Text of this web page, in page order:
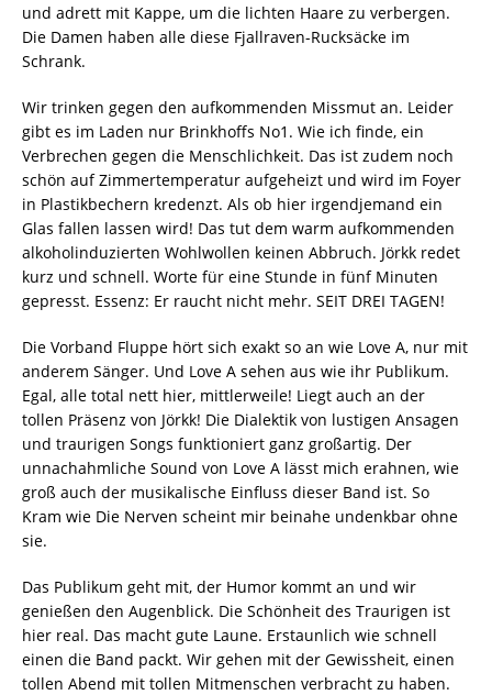
und adrett mit Kappe, um die lichten Haare zu verbergen.
Die Damen haben alle diese Fjallraven-Rucksäcke im
Schrank.
Wir trinken gegen den aufkommenden Missmut an. Leider
gibt es im Laden nur Brinkhoffs No1. Wie ich finde, ein
Verbrechen gegen die Menschlichkeit. Das ist zudem noch
schön auf Zimmertemperatur aufgeheizt und wird im Foyer
in Plastikbechern kredenzt. Als ob hier irgendjemand ein
Glas fallen lassen wird! Das tut dem warm aufkommenden
alkoholinduzierten Wohlwollen keinen Abbruch. Jörkk redet
kurz und schnell. Worte für eine Stunde in fünf Minuten
gepresst. Essenz: Er raucht nicht mehr. SEIT DREI TAGEN!
Die Vorband Fluppe hört sich exakt so an wie Love A, nur mit
anderem Sänger. Und Love A sehen aus wie ihr Publikum.
Egal, alle total nett hier, mittlerweile! Liegt auch an der
tollen Präsenz von Jörkk! Die Dialektik von lustigen Ansagen
und traurigen Songs funktioniert ganz großartig. Der
unnachahmliche Sound von Love A lässt mich erahnen, wie
groß auch der musikalische Einfluss dieser Band ist. So
Kram wie Die Nerven scheint mir beinahe undenkbar ohne
sie.
Das Publikum geht mit, der Humor kommt an und wir
genießen den Augenblick. Die Schönheit des Traurigen ist
hier real. Das macht gute Laune. Erstaunlich wie schnell
einen die Band packt. Wir gehen mit der Gewissheit, einen
tollen Abend mit tollen Mitmenschen verbracht zu haben.